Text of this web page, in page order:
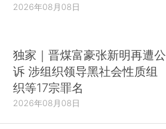
2026年08月08日
独家｜晋煤富豪张新明再遭公
诉 涉组织领导黑社会性质组
织等17宗罪名
2026年08月08日